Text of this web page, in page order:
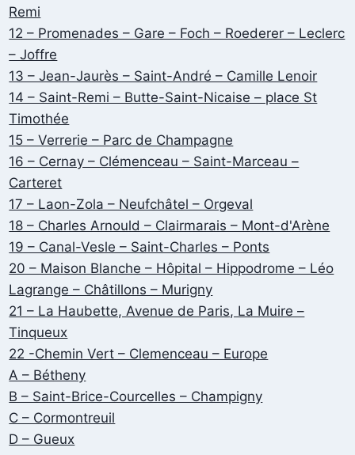
Remi
12 – Promenades – Gare – Foch – Roederer – Leclerc
– Joffre
13 – Jean-Jaurès – Saint-André – Camille Lenoir
14 – Saint-Remi – Butte-Saint-Nicaise – place St
Timothée
15 – Verrerie – Parc de Champagne
16 – Cernay – Clémenceau – Saint-Marceau –
Carteret
17 – Laon-Zola – Neufchâtel – Orgeval
18 – Charles Arnould – Clairmarais – Mont-d'Arène
19 – Canal-Vesle – Saint-Charles – Ponts
20 – Maison Blanche – Hôpital – Hippodrome – Léo
Lagrange – Châtillons – Murigny
21 – La Haubette, Avenue de Paris, La Muire –
Tinqueux
22 -Chemin Vert – Clemenceau – Europe
A – Bétheny
B – Saint-Brice-Courcelles – Champigny
C – Cormontreuil
D – Gueux